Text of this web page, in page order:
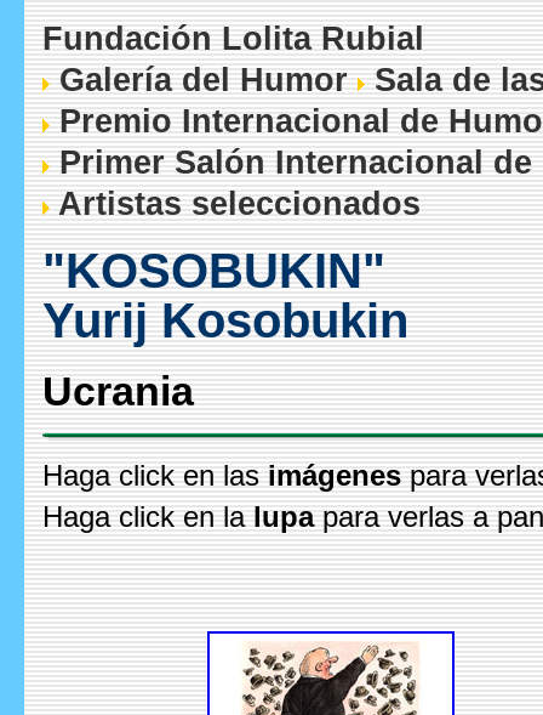
Fundación Lolita Rubial
Galería del Humor
Sala de
Premio Internacional de
Primer Salón Internacional
Artistas seleccionados
"KOSOBUKIN"
Yurij Kosobukin
Ucrania
Haga click en las imágenes para
Haga click en la lupapara verlas a